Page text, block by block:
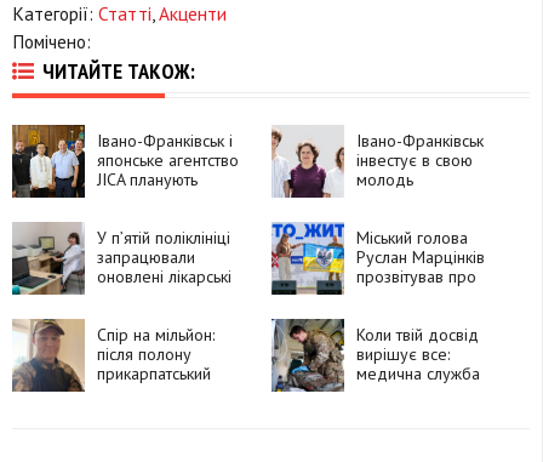
Категорії: Статті,Акценти
Помічено:
ЧИТАЙТЕ ТАКОЖ:
Івано-Франківськ і
японське агентство
JICA планують
ветеранів війни і
цивільних
Івано-Франківськ
інвестує в свою
молодь
У п’ятій поліклініці
запрацювали
оновлені лікарські
Міський голова
Руслан Марцінків
прозвітував про
Спір на мільйон:
після полону
прикарпатський
Коли твій досвід
вирішує все:
медична служба